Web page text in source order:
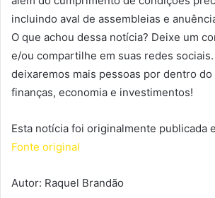
incluindo aval de assembleias e
O que achou dessa notícia? Deixe um
e/ou compartilhe em suas redes
deixaremos mais pessoas por dentro do
finanças, economia e investimentos!
Esta notícia foi originalmente publicada
Fonte original
Autor: Raquel Brandão